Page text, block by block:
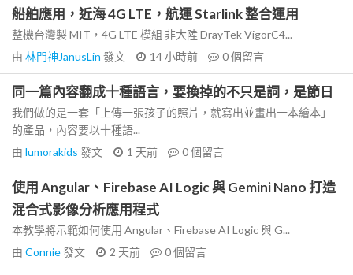
船舶應用，近海 4G LTE，航運 Starlink 整合運用
整機台灣製 MIT，4G LTE 模組 非大陸 DrayTek VigorC4...
由 林門神JanusLin 發文 14 小時前 0個留言
同一篇內容翻成十種語言，要換掉的不只是詞，是節日
我們做的是一套「上傳一張孩子的照片，就寫出並畫出一本繪本」
的產品，內容要以十種語...
由 lumorakids 發文 1 天前 0個留言
使用 Angular、Firebase AI Logic 與 Gemini Nano 打造
混合式影像分析應用程式
本教學將示範如何使用 Angular、Firebase AI Logic 與 G...
由 Connie發文 2 天前 0個留言